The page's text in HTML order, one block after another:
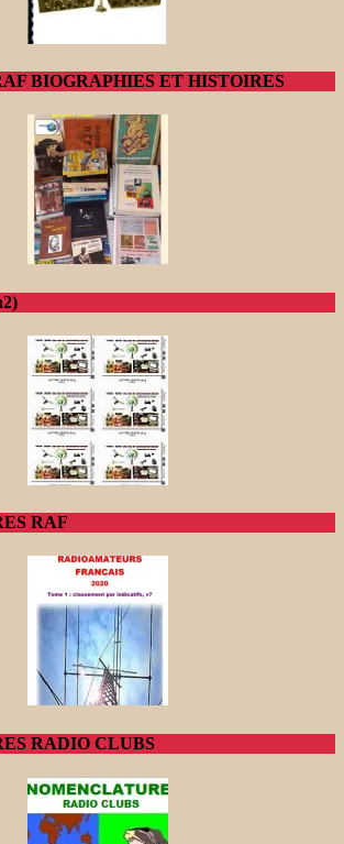
BIOGRAPHIES ET HISTOIRES
RAF
RADIO CLUBS